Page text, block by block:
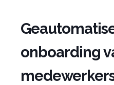
onboarding